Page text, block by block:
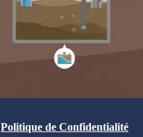
Politique de Confidentialité